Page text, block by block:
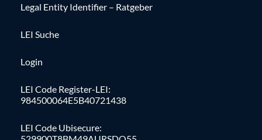
Legal Entity Identifier – Ratgeber
LEI Suche
Login
LEI Code Register-LEI:
984500064E5B40721438
LEI Code Ubisecure: